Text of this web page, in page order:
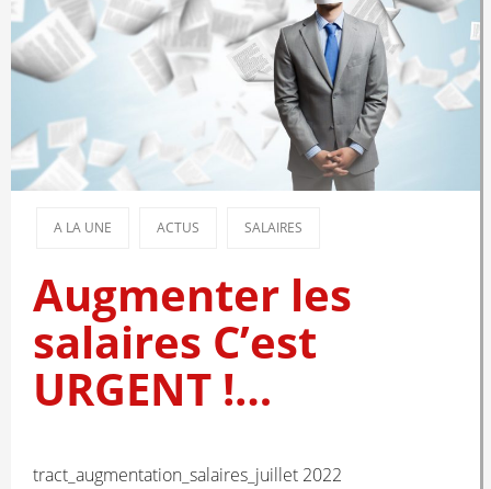
A LA UNE ACTUS SALAIRES
Augmenter les
salaires C’est
URGENT !…
tract_augmentation_salaires_juillet 2022